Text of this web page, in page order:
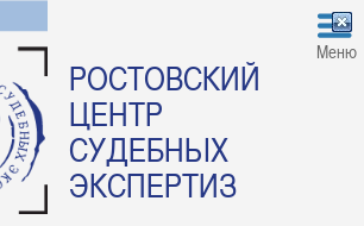
РОСТОВСКИЙ
ЦЕНТР
СУДЕБНЫХ
ЭКСПЕРТИЗ
Меню